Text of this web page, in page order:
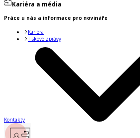
Kariéra a média
Práce u nás a informace pro novináře
Kariéra
Tiskové zprávy
Kontakty